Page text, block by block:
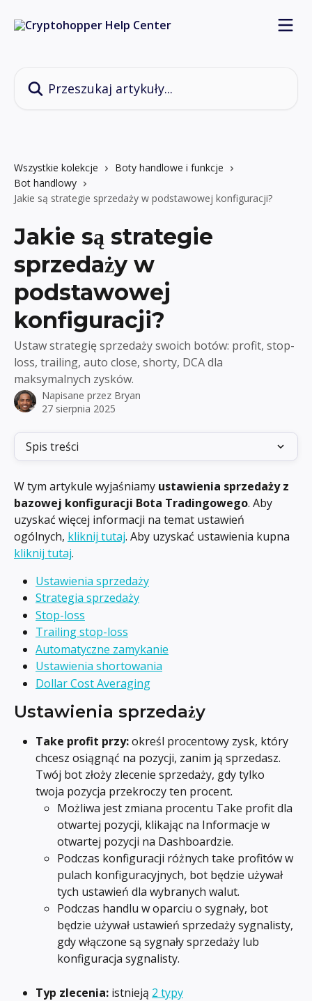
Wszystkie kolekcje
Boty handlowe i funkcje
Bot handlowy
Jakie są strategie sprzedaży w podstawowej konfiguracji?
Jakie są strategie
sprzedaży w
podstawowej
konfiguracji?
Ustaw strategię sprzedaży swoich botów: profit, stop-
loss, trailing, auto close, shorty, DCA dla
maksymalnych zysków.
Napisane przez Bryan
27 sierpnia 2025
Spis treści
W tym artykule wyjaśniamy ustawienia sprzedaży z
bazowej konfiguracji Bota Tradingowego. Aby
uzyskać więcej informacji na temat ustawień
ogólnych, kliknij tutaj. Aby uzyskać ustawienia kupna
kliknij tutaj.
Ustawienia sprzedaży
Strategia sprzedaży
Stop-loss
Trailing stop-loss
Automatyczne zamykanie
Ustawienia shortowania
Dollar Cost Averaging
Ustawienia sprzedaży
Take profit przy: określ procentowy zysk, który
chcesz osiągnąć na pozycji, zanim ją sprzedasz.
Twój bot złoży zlecenie sprzedaży, gdy tylko
twoja pozycja przekroczy ten procent.
Możliwa jest zmiana procentu Take profit dla
otwartej pozycji, klikając na Informacje w
otwartej pozycji na Dashboardzie.
Podczas konfiguracji różnych take profitów w
pulach konfiguracyjnych, bot będzie używał
tych ustawień dla wybranych walut.
Podczas handlu w oparciu o sygnały, bot
będzie używał ustawień sprzedaży sygnalisty,
gdy włączone są sygnały sprzedaży lub
konfiguracja sygnalisty.
Typ zlecenia: istnieją 2 typy